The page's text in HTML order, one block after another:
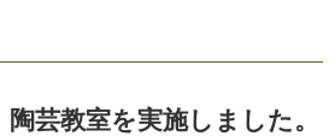
芸教室を実施しました。